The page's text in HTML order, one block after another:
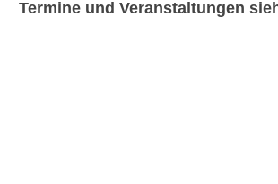
Termine und Veranstaltungen